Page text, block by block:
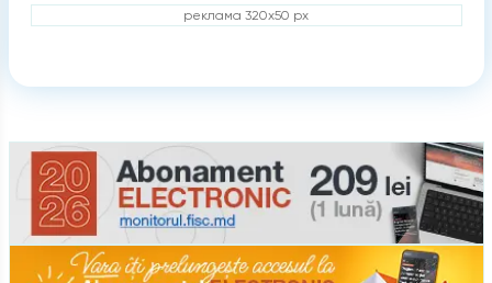
реклама 320x50 px